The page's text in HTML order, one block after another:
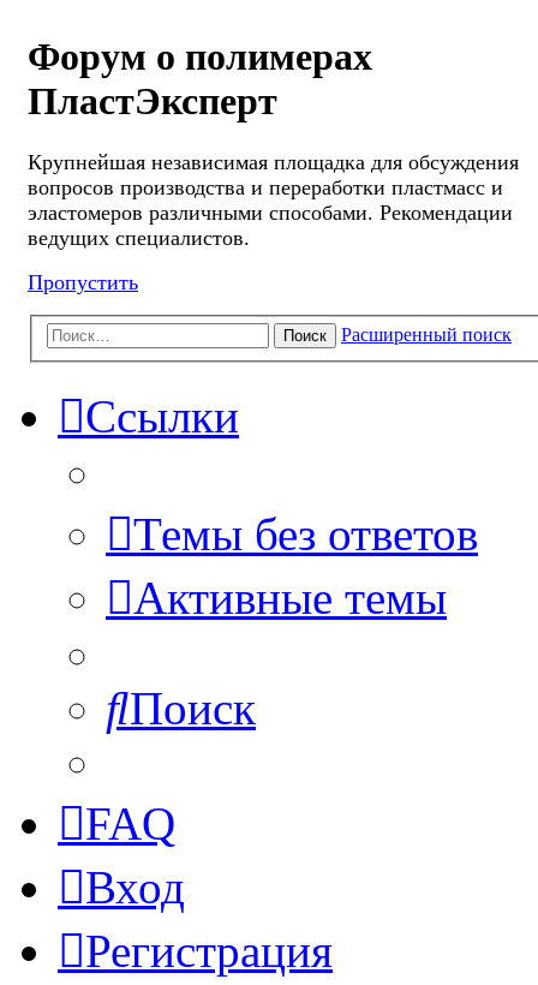
Форум о полимерах
ПластЭксперт
Крупнейшая независимая площадка для обсуждения
вопросов производства и переработки пластмасс и
эластомеров различными способами. Рекомендации
ведущих специалистов.
Пропустить
Поиск Расширенный поиск
Ссылки
Темы без ответов
Активные темы
Поиск
FAQ
Вход
Регистрация